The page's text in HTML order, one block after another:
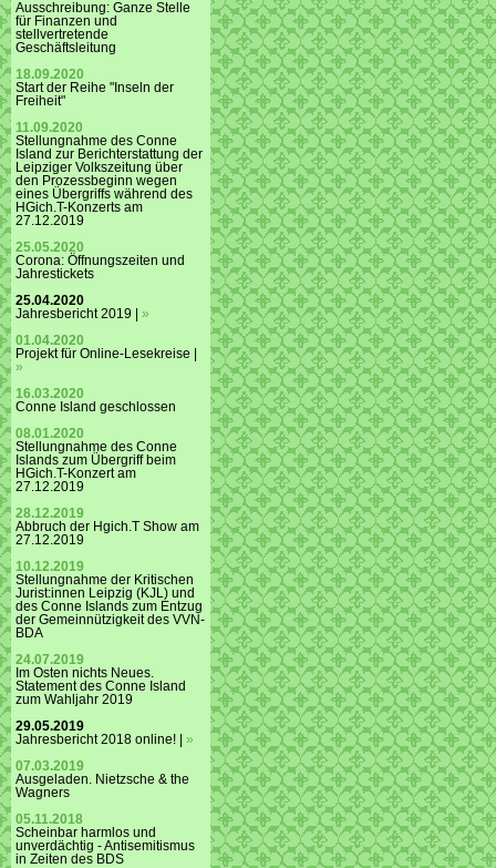
Ausschreibung: Ganze Stelle
für Finanzen und
stellvertretende
Geschäftsleitung
18.09.2020
Start der Reihe "Inseln der
Freiheit"
11.09.2020
Stellungnahme des Conne
Island zur Berichterstattung der
Leipziger Volkszeitung über
den Prozessbeginn wegen
eines Übergriffs während des
HGich.T-Konzerts am
27.12.2019
25.05.2020
Corona: Öffnungszeiten und
Jahrestickets
25.04.2020
Jahresbericht 2019 | »
01.04.2020
Projekt für Online-Lesekreise |
»
16.03.2020
Conne Island geschlossen
08.01.2020
Stellungnahme des Conne
Islands zum Übergriff beim
HGich.T-Konzert am
27.12.2019
28.12.2019
Abbruch der Hgich.T Show am
27.12.2019
10.12.2019
Stellungnahme der Kritischen
Jurist:innen Leipzig (KJL) und
des Conne Islands zum Entzug
der Gemeinnützigkeit des VVN-
BDA
24.07.2019
Im Osten nichts Neues.
Statement des Conne Island
zum Wahljahr 2019
29.05.2019
Jahresbericht 2018 online! | »
07.03.2019
Ausgeladen. Nietzsche & the
Wagners
05.11.2018
Scheinbar harmlos und
unverdächtig - Antisemitismus
in Zeiten des BDS